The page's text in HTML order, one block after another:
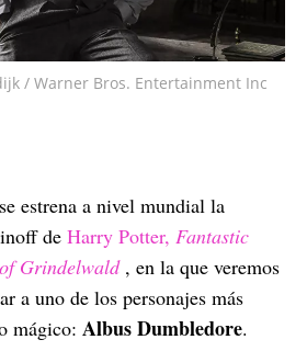
/ Warner Bros. Entertainment Inc
estrena a nivel mundial la
de Harry Potter, Fantastic
Grindelwald , en la que veremos
a uno de los personajes más
mágico: Albus Dumbledore.